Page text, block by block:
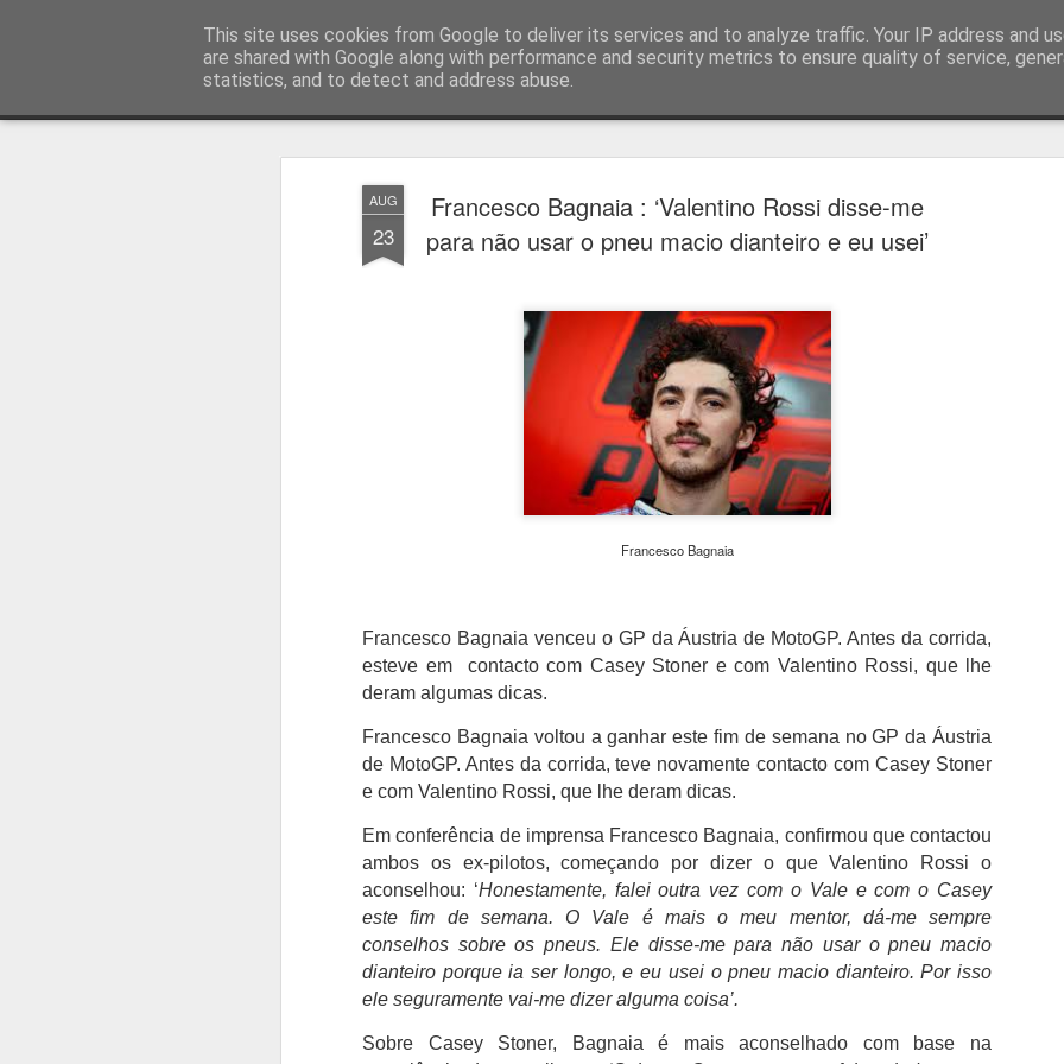
AUG
23
Francesco Bagnaia : ‘Valentino Rossi disse-me
para não usar o pneu macio dianteiro e eu usei’
Francesco Bagnaia
Francesco Bagnaia venceu o GP da Áustria de MotoGP. Antes da corrida,
esteve em contacto com Casey Stoner e com Valentino Rossi, que lhe
deram algumas dicas.
Francesco Bagnaia voltou a ganhar este fim de semana no GP da Áustria
de MotoGP. Antes da corrida, teve novamente contacto com Casey Stoner
e com Valentino Rossi, que lhe deram dicas.
Em conferência de imprensa Francesco Bagnaia, confirmou que contactou
ambos os ex-pilotos, começando por dizer o que Valentino Rossi o
aconselhou: ‘Honestamente, falei outra vez com o Vale e com o Casey
este fim de semana. O Vale é mais o meu mentor, dá-me sempre
conselhos sobre os pneus. Ele disse-me para não usar o pneu macio
dianteiro porque ia ser longo, e eu usei o pneu macio dianteiro. Por isso
ele seguramente vai-me dizer alguma coisa’.
Sobre Casey Stoner, Bagnaia é mais aconselhado com base na
This site uses cookies from Google to deliver its services and to analyze traffic. Your IP address and
are shared with Google along with performance and security metrics to ensure quality of service,
statistics, and to detect and address abuse.
Press Magazine
AUG
7
Estoril e Famalicão empatam no
arranque do campeonato
Estoril e Famalicão fizeram o jogo de arranque do campeonato
português, a jogar em casa o Estoril empatou com o Famalicão
1) com golos de Koutsias e Begraoui.
O Estoril a jogar em casa, entrou mais forte não sendo capaz de
concretizar as oportunidades criadas. Por sua vez, o Famalicão
com golo marcado aos 32 minutos por intermédio de Georgios
O Estoril já na segunda parte estava determinado a dar a volta ao
resultado, acabou por empatar a partida aos 72 minutos por
intermédio de Begraoui.
no marcador até final do jogo.